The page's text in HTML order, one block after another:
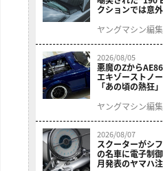
クションでは意
ヤングマシン編
2026/08/05
悪魔のZから
エキゾーストノ
「あの頃の熱狂
結！
ヤングマシン編
2026/08/07
スクーターがシ
の名車に電子制
月発表のヤマハ